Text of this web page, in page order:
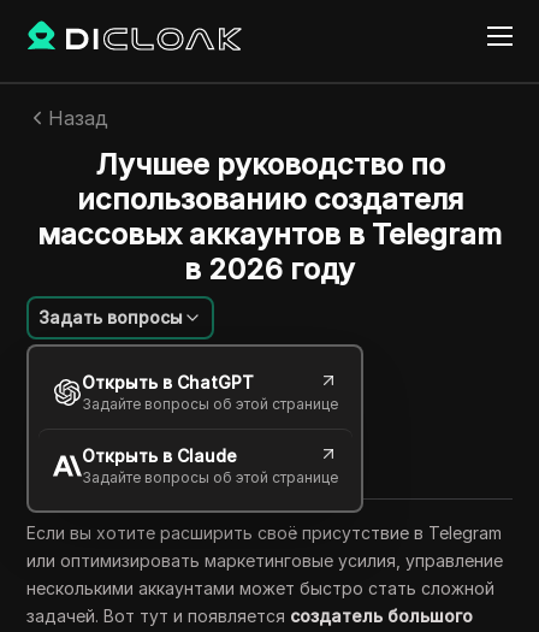
Назад
Лучшее руководство по
использованию создателя
массовых аккаунтов в Telegram
в 2026 году
Задать вопросы
Открыть в ChatGPT
Задайте вопросы об этой странице
Открыть в Claude
Задайте вопросы об этой странице
Jessica Wardell
23 дек. 2025 7 минут
Copy Link
Если вы хотите расширить своё присутствие в Telegram
или оптимизировать маркетинговые усилия, управление
несколькими аккаунтами может быстро стать сложной
задачей. Вот тут и появляется создатель большого